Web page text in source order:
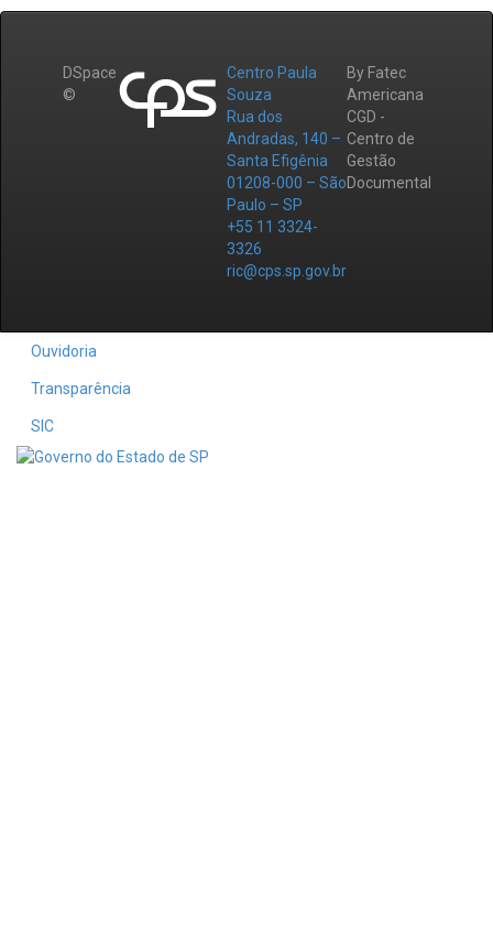
DSpace
©
Centro Paula
Souza
Rua dos
Andradas, 140 –
Santa Efigênia
01208-000 – São
Paulo – SP
+55 11 3324-
3326
ric@cps.sp.gov.br
By Fatec
Americana
CGD -
Centro de
Gestão
Documental
Ouvidoria
Transparência
SIC